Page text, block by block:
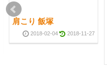
肩こり 飯塚
2018-02-04 2018-11-27